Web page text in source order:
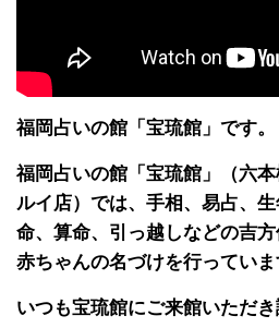
福岡占いの館「宝琉館」です。
福岡占いの館「宝琉館」（六
ルイ店）では、手相、易占、
命、算命、引っ越しなどの吉方
赤ちゃんの名づけを行っていま
いつも宝琉館にご来館いただ